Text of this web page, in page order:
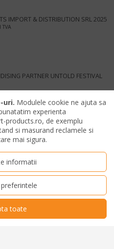
IMPORT & DISTRIBUTION SRL 2025
PARTNER UNTOLD FESTIVAL
uri. Modulele cookie ne ajuta sa
experienta
products.ro, de exemplu
si masurand reclamele si
mai sigura.
informatii
toate